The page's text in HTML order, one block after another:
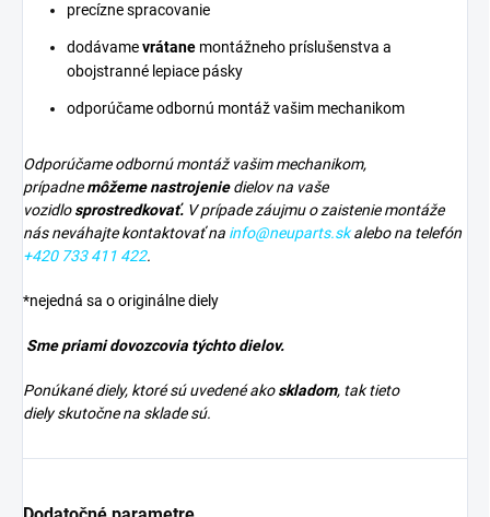
precízne spracovanie
dodávamevrátane montážneho príslušenstva a
obojstranné lepiace pásky
odporúčame odbornú montáž vašim mechanikom
Odporúčame odbornú montáž vašim mechanikom,
prípadnemôžeme nastrojeniedielov na vaše
vozidlosprostredkovať. V prípade záujmu o zaistenie montáže
nás neváhajte kontaktovať na info@neuparts.skalebo na telefón
+420 733 411 422.
*nejedná sa o originálne diely
Sme priami dovozcovia týchto dielov.
Ponúkané diely, ktoré sú uvedené akoskladom, tak tieto
diely skutočne na sklade sú.